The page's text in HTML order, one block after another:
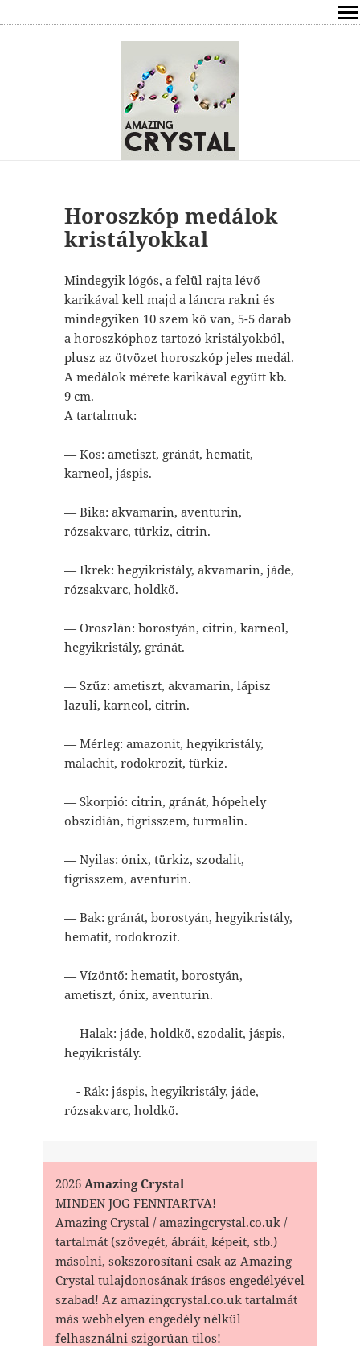
ÍRÁSOK
ÁSVÁNYOK HATÁSAI
ELÉRHETŐSÉG
ONLINE GYÓGYÍTÁS,TANÁCSADÁS
FREE
VÁSÁRLÁS / KOSÁR
Horoszkóp medálok
kristályokkal
Mindegyik lógós, a felül rajta lévő
karikával kell majd a láncra rakni és
mindegyiken 10 szem kő van, 5-5 darab
a horoszkóphoz tartozó kristályokból,
plusz az ötvözet horoszkóp jeles medál.
A medálok mérete karikával együtt kb.
9 cm.
A tartalmuk:
— Kos: ametiszt, gránát, hematit,
karneol, jáspis.
— Bika: akvamarin, aventurin,
rózsakvarc, türkiz, citrin.
— Ikrek: hegyikristály, akvamarin, jáde,
rózsakvarc, holdkő.
— Oroszlán: borostyán, citrin, karneol,
hegyikristály, gránát.
— Szűz: ametiszt, akvamarin, lápisz
lazuli, karneol, citrin.
— Mérleg: amazonit, hegyikristály,
malachit, rodokrozit, türkiz.
— Skorpió: citrin, gránát, hópehely
obszidián, tigrisszem, turmalin.
— Nyilas: ónix, türkiz, szodalit,
tigrisszem, aventurin.
— Bak: gránát, borostyán, hegyikristály,
hematit, rodokrozit.
— Vízöntő: hematit, borostyán,
ametiszt, ónix, aventurin.
— Halak: jáde, holdkő, szodalit, jáspis,
hegyikristály.
—- Rák: jáspis, hegyikristály, jáde,
rózsakvarc, holdkő.
2026Amazing Crystal
MINDEN JOG FENNTARTVA!
Amazing Crystal / amazingcrystal.co.uk /
tartalmát (szövegét, ábráit, képeit, stb.)
másolni, sokszorosítani csak az Amazing
Crystal tulajdonosának írásos engedélyével
szabad! Az amazingcrystal.co.uk tartalmát
más webhelyen engedély nélkül
felhasználni szigorúan tilos!